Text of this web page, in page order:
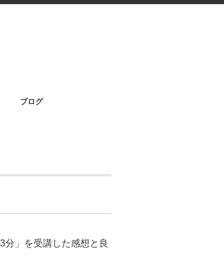
ブログ
分」を受講した感想と良